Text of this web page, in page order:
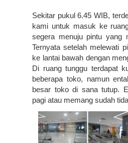
Sekitar pukul 6.45 WIB,
kami untuk masuk ke
segera menuju pintu yang
Ternyata setelah melewati
ke lantai bawah dengan
Di ruang tunggu terdapat
beberapa toko, namun
besar toko di sana tutup.
pagi atau memang sudah